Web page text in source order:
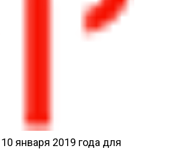
января 2019 года для